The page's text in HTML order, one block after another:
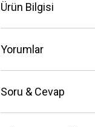
Ürün Bilgisi
Yorumlar
Soru & Cevap